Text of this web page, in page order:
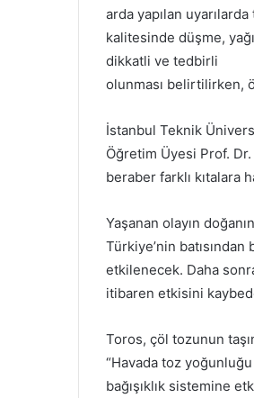
arda yapılan
kalitesinde düşme,
dikkatli ve tedbirli
olunması belirtilirken,
İstanbul Teknik
Öğretim Üyesi Prof. Dr.
beraber farklı kıtalara
Yaşanan olayın
Türkiye’nin
etkilenecek. Daha
itibaren etkisini
Toros, çöl tozunun
“Havada toz
bağışıklık sistemine